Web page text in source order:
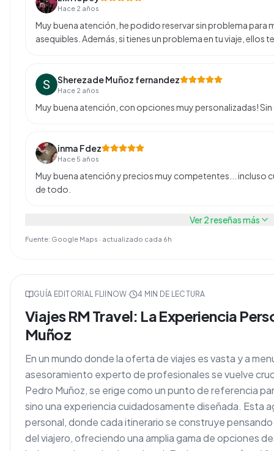
Hace 2 años
Muy buena atención, he podido reservar sin problema para
asequibles. Además, si tienes un problema en tu viaje, ellos
Sherezade Muñoz fernandez
Hace 2 años
Muy buena atención, con opciones muy personalizadas!
inma Fdez
Hace 5 años
Muy buena atención y precios muy competentes... incluso
de todo.
Ver2reseñas más
Fuente: Google Maps · actualizado cada 6h
GUÍA EDITORIAL FLIINOW· 4 MIN DE LECTURA
Viajes RM Travel: La Experiencia
Muñoz
En un mundo donde la oferta de viajes es vasta y a
asesoramiento experto de profesionales se vuelve
Pedro Muñoz, se erige como un punto de referencia
sino una experiencia cuidadosamente diseñada. Esta
personal, donde cada itinerario se construye
del viajero, ofreciendo una amplia gama de opciones